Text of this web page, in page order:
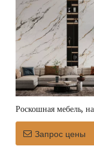
Роскошная мебель,
плитка, столешница
спеченного камня в
Запрос цены